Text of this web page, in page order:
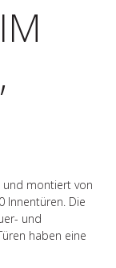
und montiert von
Innentüren. Die
und
haben eine